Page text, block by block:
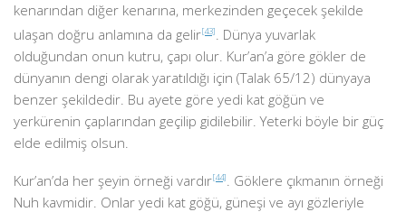
kenarından diğer kenarına, merkezinden geçecek şekilde
ulaşan doğru anlamına da gelir[43]. Dünya yuvarlak
olduğundan onun kutru, çapı olur. Kur’an’a göre gökler de
dünyanın dengi olarak yaratıldığı için (Talak 65/12) dünyaya
benzer şekildedir. Bu ayete göre yedi kat göğün ve
yerkürenin çaplarından geçilip gidilebilir. Yeterki böyle bir güç
elde edilmiş olsun.
Kur’an’da her şeyin örneği vardır[44]. Göklere çıkmanın örneği
Nuh kavmidir. Onlar yedi kat göğü, güneşi ve ayı gözleriyle